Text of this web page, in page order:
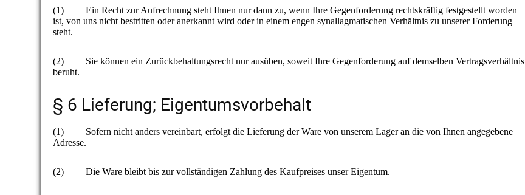
(1) Ein Recht zur Aufrechnung steht Ihnen nur dann zu, wenn Ihre Gegenforderung rechtskräftig festgestellt worden
ist, von uns nicht bestritten oder anerkannt wird oder in einem engen synallagmatischen Verhältnis zu unserer Forderung
steht.
(2) Sie können ein Zurückbehaltungsrecht nur ausüben, soweit Ihre Gegenforderung auf demselben Vertragsverhältnis
beruht.
§ 6 Lieferung; Eigentumsvorbehalt
(1) Sofern nicht anders vereinbart, erfolgt die Lieferung der Ware von unserem Lager an die von Ihnen angegebene
Adresse.
(2) Die Ware bleibt bis zur vollständigen Zahlung des Kaufpreises unser Eigentum.